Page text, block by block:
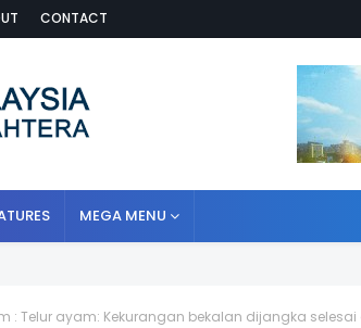
CONTACT
MEGA MENU
: Telur ayam: Kekurangan bekalan dijangka